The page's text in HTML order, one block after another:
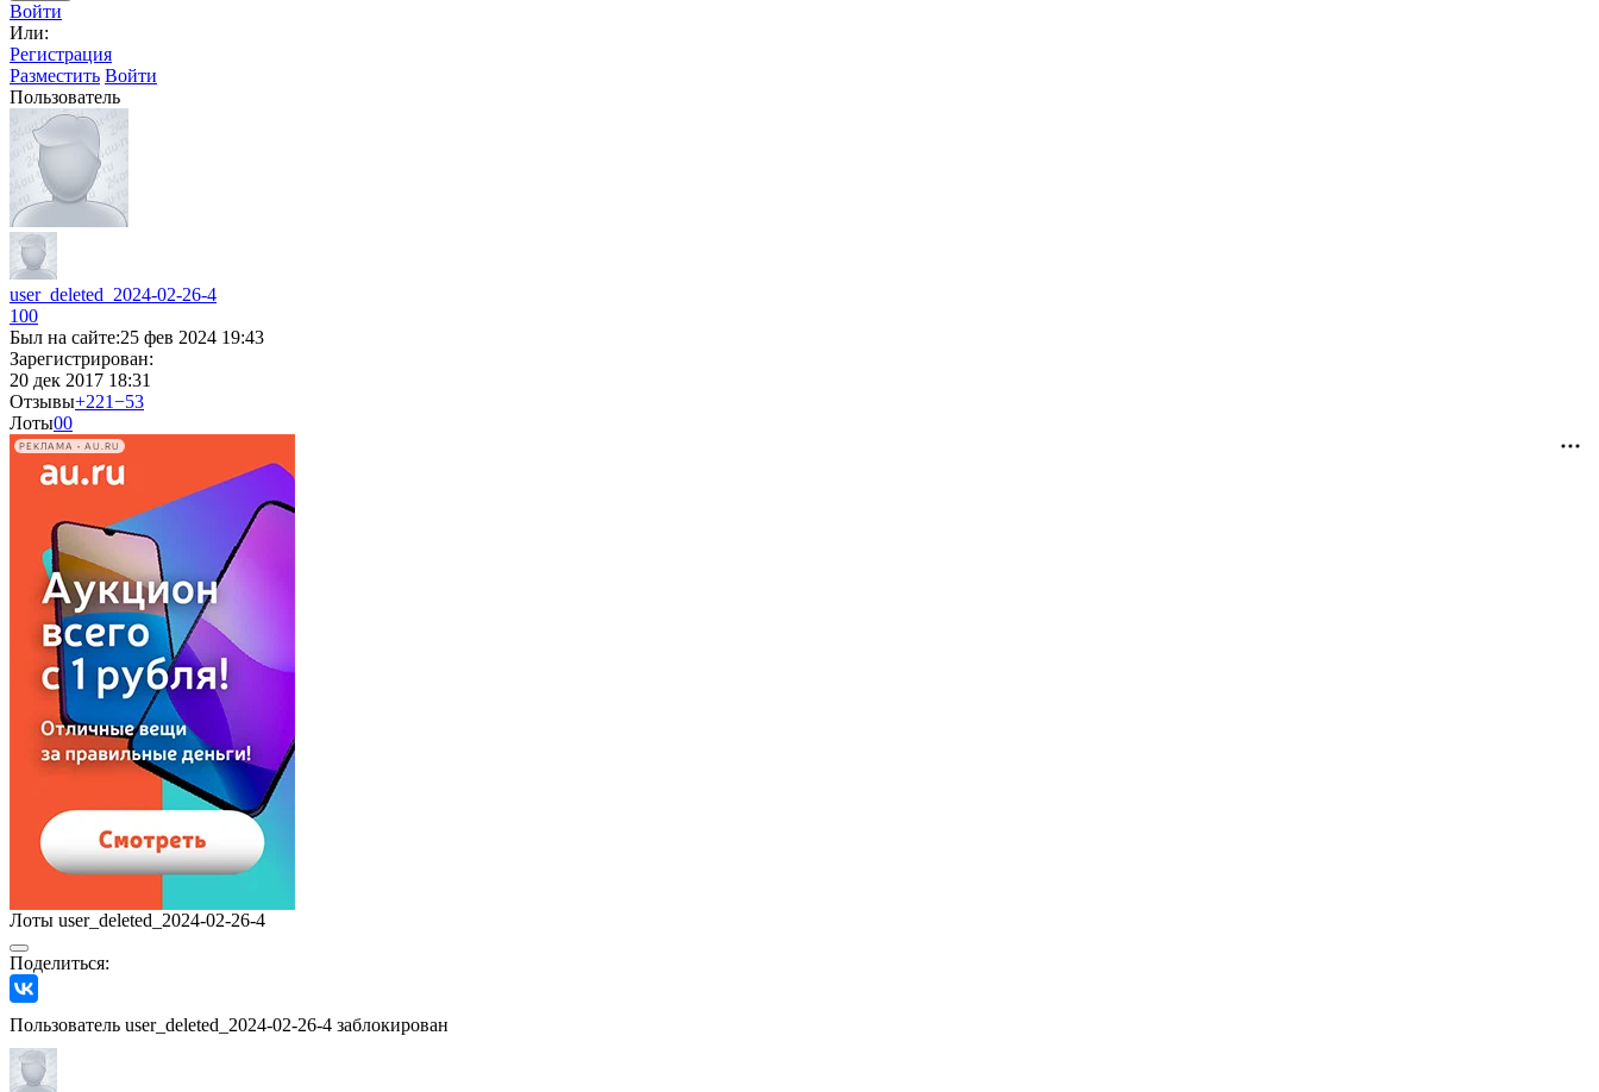
Войти
Или:
Регистрация
Разместить Войти
Пользователь
user_deleted_2024-02-26-4
100
Был на сайте:25 фев 2024 19:43
Зарегистрирован:
20 дек 2017 18:31
Отзывы+221−53
Лоты00
РЕКЛАМА • AU.RU
Лоты user_deleted_2024-02-26-4
Поделиться:
Пользователь user_deleted_2024-02-26-4 заблокирован